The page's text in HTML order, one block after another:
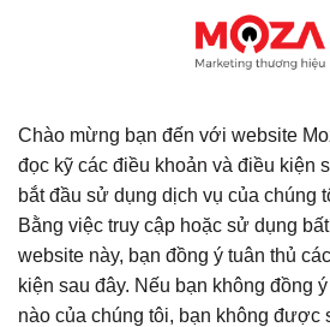
Chào mừng bạn đến với website
đọc kỹ các điều khoản và điều kiện
bắt đầu sử dụng dịch vụ của chúng
Bằng việc truy cập hoặc sử dụng
website này, bạn đồng ý tuân thủ
kiện sau đây. Nếu bạn không đồng
nào của chúng tôi, bạn không được